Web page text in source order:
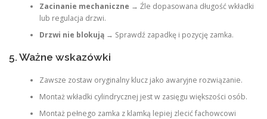
Zacinanie mechaniczne → Źle dopasowana długość wkładki
lub regulacja drzwi.
Drzwi nie blokują→ Sprawdź zapadkę i pozycję zamka.
5. Ważne wskazówki
Zawsze zostaw oryginalny klucz jako awaryjne rozwiązanie.
Montaż wkładki cylindrycznej jest w zasięgu większości osób.
Montaż pełnego zamka z klamką lepiej zlecić fachowcowi